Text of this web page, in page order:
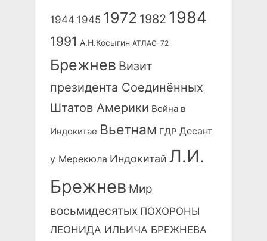
1944 1945 1972 1982 1984
1991 А.Н.Косыгин АТЛАС-72
Брежнев Визит
президента Соединённых
Штатов Америки Война в
Индокитае Вьетнам ГДР Десант
у Мерекюла Индокитай Л.И.
Брежнев Мир
восьмидесятых ПОХОРОНЫ
ЛЕОНИДА ИЛЬИЧА БРЕЖНЕВА